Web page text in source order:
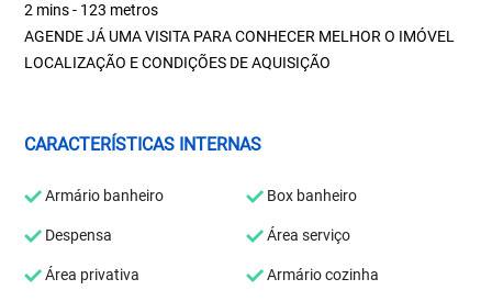
2 mins - 123 metros
AGENDE JÁ UMA VISITA PARA CONHECER MELHOR O IMÓVEL
LOCALIZAÇÃO E CONDIÇÕES DE AQUISIÇÃO
CARACTERÍSTICAS INTERNAS
Armário banheiro Box banheiro
Despensa Área serviço
Área privativa Armário cozinha